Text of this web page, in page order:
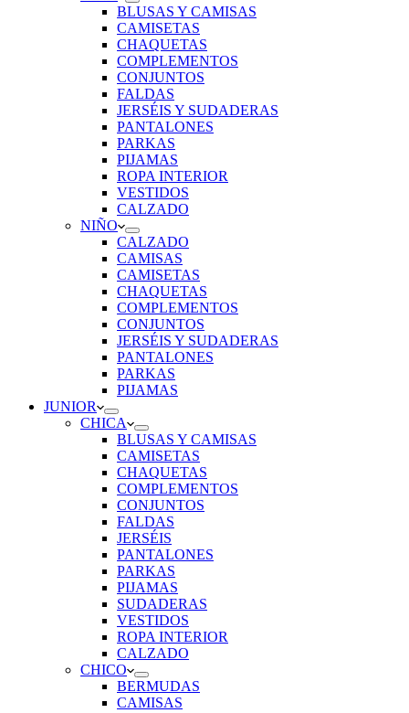
BLUSAS Y CAMISAS
CAMISETAS
CHAQUETAS
COMPLEMENTOS
CONJUNTOS
FALDAS
JERSÉIS Y SUDADERAS
PANTALONES
PARKAS
PIJAMAS
ROPA INTERIOR
VESTIDOS
CALZADO
NIÑO
CALZADO
CAMISAS
CAMISETAS
CHAQUETAS
COMPLEMENTOS
CONJUNTOS
JERSÉIS Y SUDADERAS
PANTALONES
PARKAS
PIJAMAS
JUNIOR
CHICA
BLUSAS Y CAMISAS
CAMISETAS
CHAQUETAS
COMPLEMENTOS
CONJUNTOS
FALDAS
JERSÉIS
PANTALONES
PARKAS
PIJAMAS
SUDADERAS
VESTIDOS
ROPA INTERIOR
CALZADO
CHICO
BERMUDAS
CAMISAS